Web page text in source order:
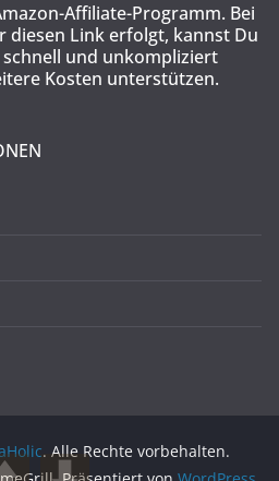
Affiliate-Programm. Bei
diesen Link erfolgt, kannst Du
und unkompliziert
Kosten unterstützen.
. Alle Rechte vorbehalten.